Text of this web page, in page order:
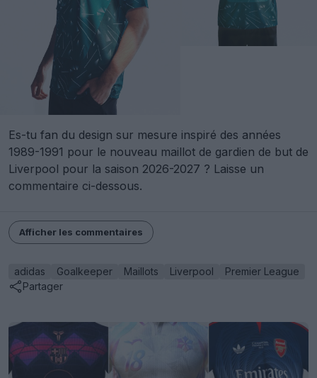
Es-tu fan du design sur mesure inspiré des années
1989-1991 pour le nouveau maillot de gardien de but de
Liverpool pour la saison 2026-2027 ? Laisse un
commentaire ci-dessous.
Afficher les commentaires
adidas Goalkeeper Maillots Liverpool
Premier League
Partager